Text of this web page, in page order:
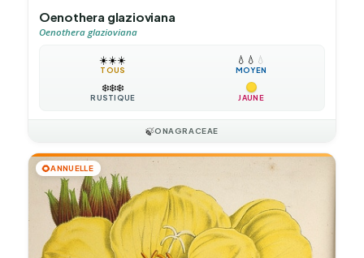
Oenothera glazioviana
Oenothera glazioviana
☀️☀️☀️
TOUS
💧 💧 💧
MOYEN
❄️❄️❄️
RUSTIQUE JAUNE
🍃ONAGRACEAE
🌻ANNUELLE